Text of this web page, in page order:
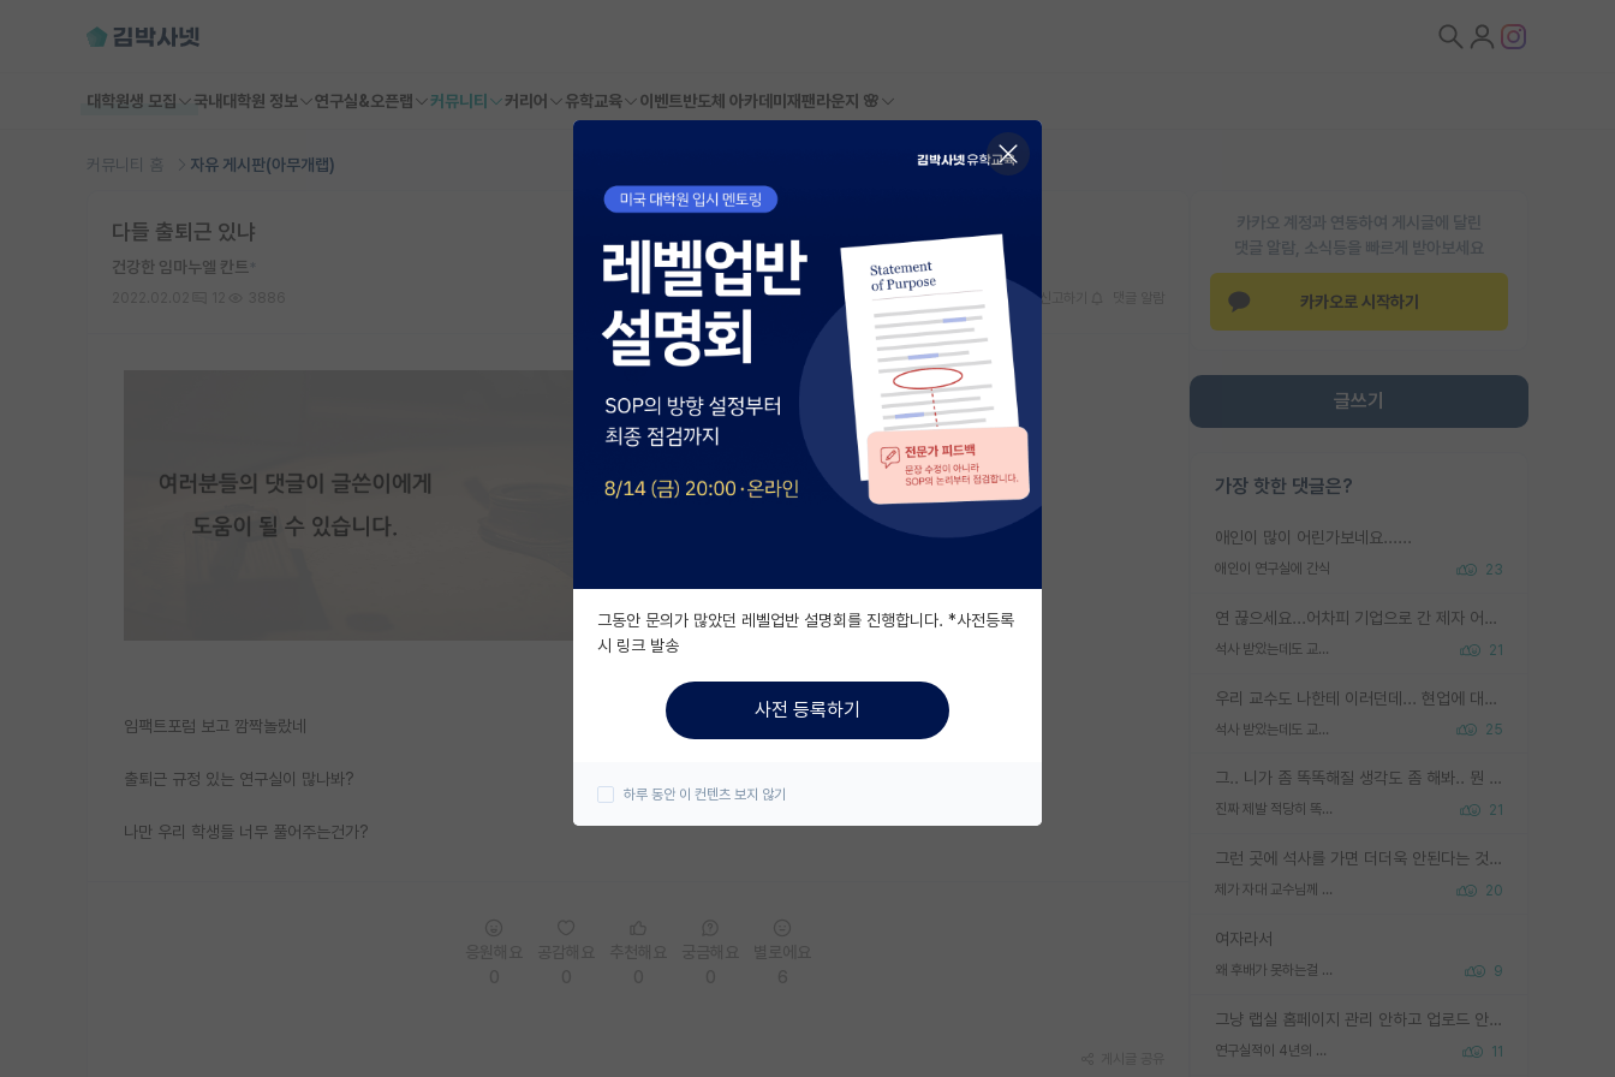
대학원생 모집 국내대학원 정보 연구실&오픈랩 커뮤니티 커리어 유학교육 이벤트반도체 아카데미 재팬라운지 🌸
커뮤니티 홈 자유 게시판(아무개랩)
카카오 계정과 연동하여 게시글에 달린
댓글 알람, 소식등을 빠르게 받아보세요
카카오로 시작하기
글쓰기
가장 핫한 댓글은?
애인이 많이 어린가보네요......
애인이 연구실에 간식 23
연 끊으세요...어차피 기업으로 간 제자 어떻게 못합니다. 기업에서는 교수들 사기꾼으로 보는 시선도 강하고, 앞에서나 교수님하고 떠받들어주지 많이 무시합니다. 영향력도 0에 수렴합니다. 그리고 생각해보십시오. 석사로 기업간 제자가 무슨 힘이 있다고 과제를 달라고 합니까? 말만 교수지 무능력자라고 생각합니다. 세금이 아깝습니다.
석사 받았는데도 교수랑 연락한다. 21
우리 교수도 나한테 이러던데... 현업에 대해 이해가 전혀 없고, 자기 말이면 다 되는 줄 알고. 학위동안 지도는 커녕 잡일만 시켜놓고 이제와서 주기적으로 연락 없으면 싸가지 없는 제자가 되버림.
석사 받았는데도 교수랑 연락한다. 25
그.. 니가 좀 똑똑해질 생각도 좀 해봐.. 뭔 연구를 선배랑 계속 같이할 생각을하냐 박사과정이
진짜 제발 적당히 똑똑한 박사과정이라도 위에 있었으면.. 21
그런 곳에 석사를 가면 더더욱 안된다는 것을 깨달으시면 된겁니다!
제가 자대 교수님께 무례하게 행동한 걸까요? 20
여자라서
왜 후배가 못하는걸 교수님은 내 책임으로 돌리는걸까요? 9
그냥 랩실 홈페이지 관리 안하고 업로드 안한거 아님?
연구실적이 4년의 공백이 있는거 어떻게 생각하냐 11
다들 출퇴근 있냐
건강한 임마누엘 칸트
스크랩 신고하기
임팩트포럼 보고 깜짝놀랐네
출퇴근 규정 있는 연구실이 많나봐?
나만 우리 학생들 너무 풀어주는건가?
그동안 문의가 많았던 레벨업반 설명회를 진행합니다. *사전등록
시 링크 발송
사전 등록하기
하루 동안 이 컨텐츠 보지 않기